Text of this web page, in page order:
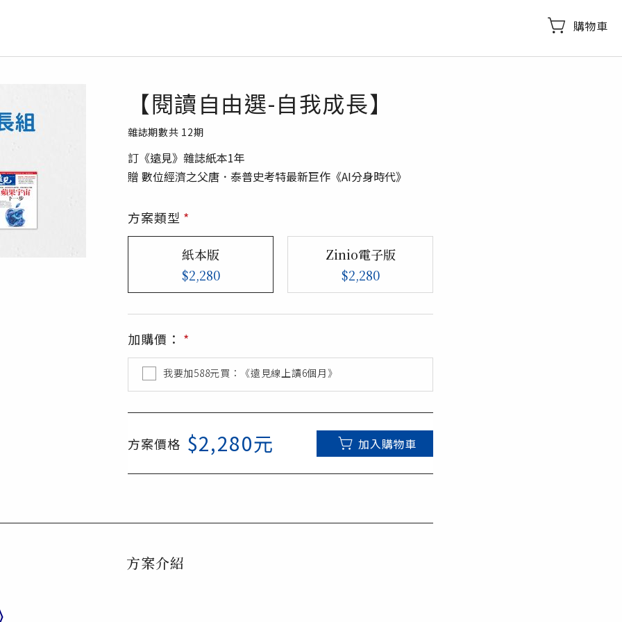
購物車
【閱讀自由選-自我成長】
雜誌期數共 12期
訂《遠見》雜誌紙本1年
贈 數位經濟之父唐．泰普史考特最新巨作《AI分身時代》
方案類型 *
紙本版
$2,280
Zinio電子版
$2,280
加購價： *
我要加588元買：《遠見線上讀6個月》
方案價格 $2,280元 加入購物車
方案介紹